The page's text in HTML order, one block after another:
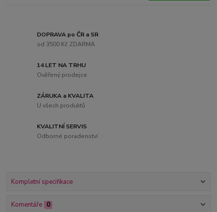
DOPRAVA po ČR a SR
od 3500 Kč ZDARMA
14 LET NA TRHU
Ověřený prodejce
ZÁRUKA a KVALITA
U všech produktů
KVALITNÍ SERVIS
Odborné poradenství
Kompletní specifikace
Komentáře 0